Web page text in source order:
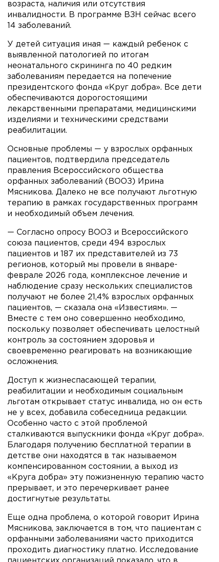
возраста, наличия или отсутствия
инвалидности. В программе ВЗН сейчас всего
14 заболеваний.
У детей ситуация иная — каждый ребенок с
выявленной патологией по итогам
неонатального скрининга по 40 редким
заболеваниям передается на попечение
президентского фонда «Круг добра». Все дети
обеспечиваются дорогостоящими
лекарственными препаратами, медицинскими
изделиями и техническими средствами
реабилитации.
Основные проблемы — у взрослых орфанных
пациентов, подтвердила председатель
правления Всероссийского общества
орфанных заболеваний (ВООЗ) Ирина
Мясникова. Далеко не все получают льготную
терапию в рамках государственных программ
и необходимый объем лечения.
— Согласно опросу ВООЗ и Всероссийского
союза пациентов, среди 494 взрослых
пациентов и 187 их представителей из 73
регионов, который мы провели в январе-
феврале 2026 года, комплексное лечение и
наблюдение сразу нескольких специалистов
получают не более 21,4% взрослых орфанных
пациентов, — сказала она «Известиям». —
Вместе с тем оно совершенно необходимо,
поскольку позволяет обеспечивать целостный
контроль за состоянием здоровья и
своевременно реагировать на возникающие
осложнения.
Доступ к жизнеспасающей терапии,
реабилитации и необходимым социальным
льготам открывает статус инвалида, но он есть
не у всех, добавила собеседница редакции.
Особенно часто с этой проблемой
сталкиваются выпускники фонда «Круг добра».
Благодаря получению бесплатной терапии в
детстве они находятся в так называемом
компенсированном состоянии, а выход из
«Круга добра» эту пожизненную терапию часто
прерывает, и это перечеркивает ранее
достигнутые результаты.
Еще одна проблема, о которой говорит Ирина
Мясникова, заключается в том, что пациентам с
орфанными заболеваниями часто приходится
проходить диагностику платно. Исследование